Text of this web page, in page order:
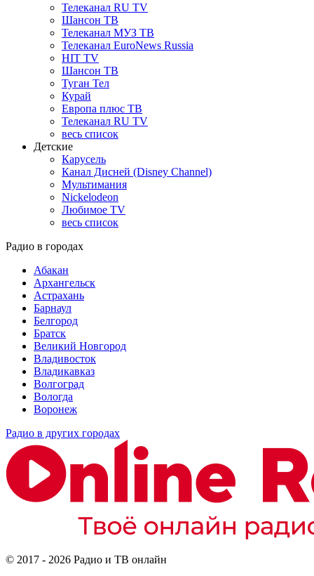
Телеканал RU TV
Шансон ТВ
Телеканал МУЗ ТВ
Телеканал EuroNews Russia
HIT TV
Шансон ТВ
Туган Тел
Курай
Европа плюс ТВ
Телеканал RU TV
весь список
Детские
Карусель
Канал Дисней (Disney Channel)
Мультимания
Nickelodeon
Любимое TV
весь список
Радио в городах
Абакан
Архангельск
Астрахань
Барнаул
Белгород
Братск
Великий Новгород
Владивосток
Владикавказ
Волгоград
Вологда
Воронеж
Радио в других городах
© 2017 - 2026 Радио и ТВ онлайн